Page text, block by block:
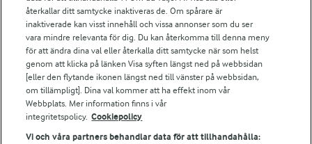
Falbygdens Ost
Arla webbshop
Bildbank
Följ oss
återkallar ditt samtycke inaktiveras de. Om spårare är
inaktiverade kan visst innehåll och vissa annonser som du ser
vara mindre relevanta för dig. Du kan återkomma till denna meny
för att ändra dina val eller återkalla ditt samtycke när som helst
genom att klicka på länken Visa syften längst ned på webbsidan
[eller den flytande ikonen längst ned till vänster på webbsidan,
om tillämpligt]. Dina val kommer att ha effekt inom vår
Webbplats. Mer information finns i vår
integritetspolicy. Cookiepolicy
Vi och våra partners behandlar data för att tillhandahålla: